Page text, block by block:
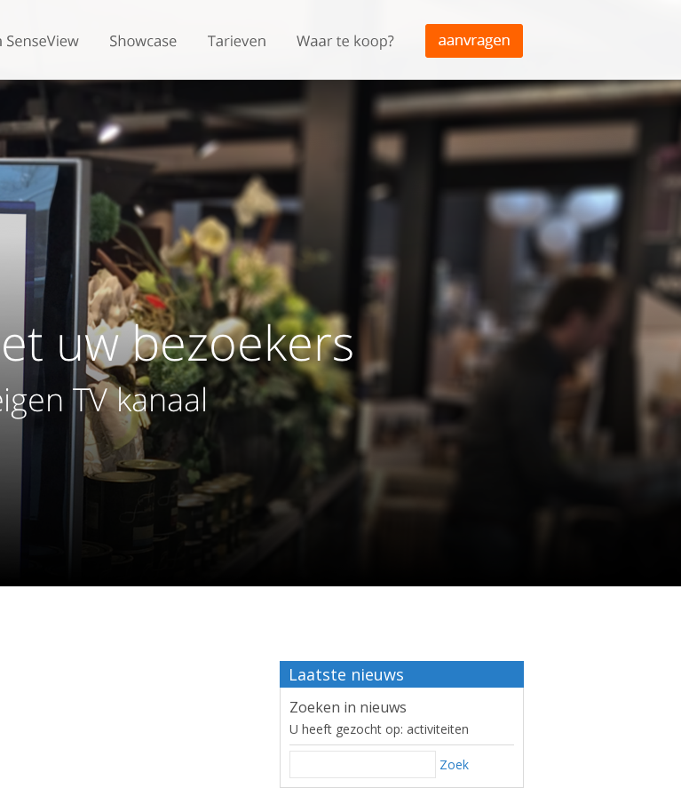
Laatste nieuws
Zoeken in nieuws
U heeft gezocht op: activiteiten
Zoek